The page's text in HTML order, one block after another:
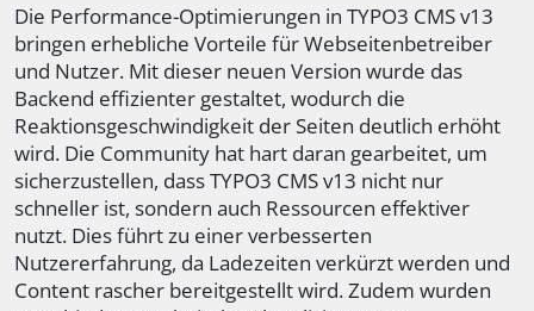
Die Performance-Optimierungen in TYPO3 CMS v13
bringen erhebliche Vorteile für Webseitenbetreiber
und Nutzer. Mit dieser neuen Version wurde das
Backend effizienter gestaltet, wodurch die
Reaktionsgeschwindigkeit der Seiten deutlich erhöht
wird. Die Community hat hart daran gearbeitet, um
sicherzustellen, dass TYPO3 CMS v13 nicht nur
schneller ist, sondern auch Ressourcen effektiver
nutzt. Dies führt zu einer verbesserten
Nutzererfahrung, da Ladezeiten verkürzt werden und
Content rascher bereitgestellt wird. Zudem wurden